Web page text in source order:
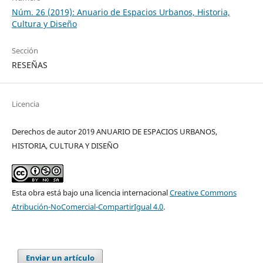
Núm. 26 (2019): Anuario de Espacios Urbanos, Historia,
Cultura y Diseño
Sección
RESEÑAS
Licencia
Derechos de autor 2019 ANUARIO DE ESPACIOS URBANOS,
HISTORIA, CULTURA Y DISEÑO
Esta obra está bajo una licencia internacionalCreative Commons
Atribución-NoComercial-CompartirIgual 4.0.
Enviar un artículo